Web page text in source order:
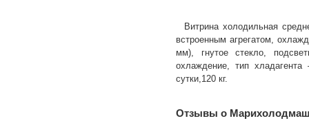
Витрина холодильная
встроенным агрегатом,
мм), гнутое стекло,
охлаждение, тип
сутки,120 кг.
Отзывы о